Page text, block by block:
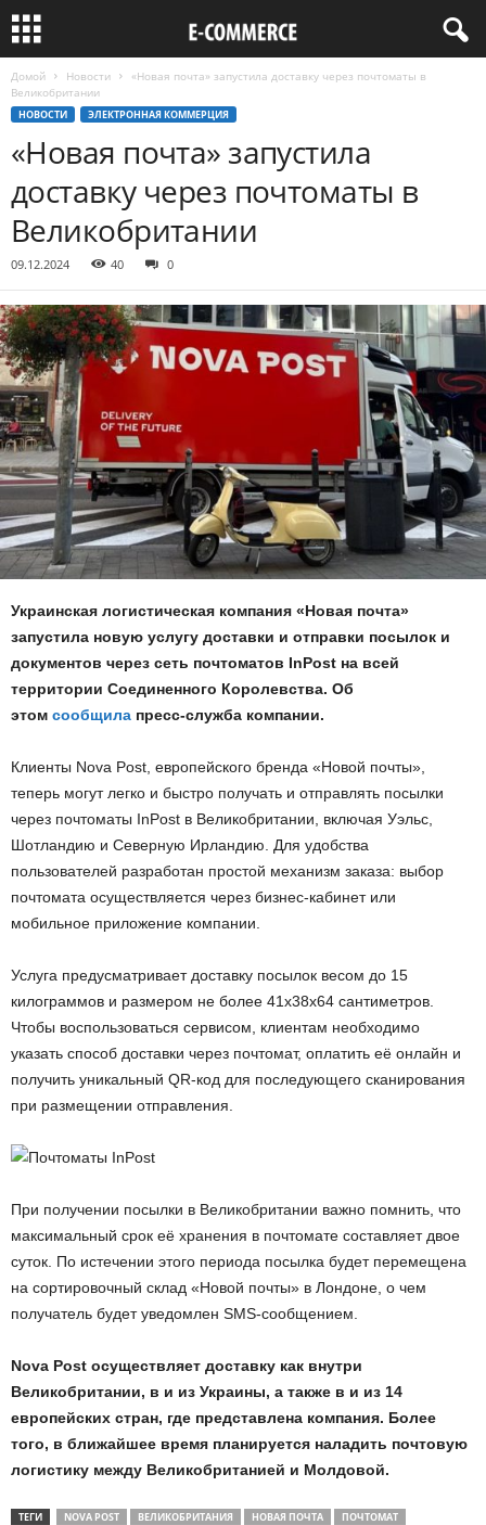
Домой Новости
«Новая почта» запустила доставку через почтоматы в
Великобритании
НОВОСТИ ЭЛЕКТРОННАЯ КОММЕРЦИЯ
«Новая почта» запустила
доставку через почтоматы в
Великобритании
09.12.2024 40 0
Украинская логистическая компания «Новая почта»
запустила новую услугу доставки и отправки посылок и
документов через сеть почтоматов InPost на всей
территории Соединенного Королевства. Об
этом сообщила пресс-служба компании.
Клиенты Nova Post, европейского бренда «Новой почты»,
теперь могут легко и быстро получать и отправлять посылки
через почтоматы InPost в Великобритании, включая Уэльс,
Шотландию и Северную Ирландию. Для удобства
пользователей разработан простой механизм заказа: выбор
почтомата осуществляется через бизнес-кабинет или
мобильное приложение компании.
Услуга предусматривает доставку посылок весом до 15
килограммов и размером не более 41x38x64 сантиметров.
Чтобы воспользоваться сервисом, клиентам необходимо
указать способ доставки через почтомат, оплатить её онлайн и
получить уникальный QR-код для последующего сканирования
при размещении отправления.
При получении посылки в Великобритании важно помнить, что
максимальный срок её хранения в почтомате составляет двое
суток. По истечении этого периода посылка будет перемещена
на сортировочный склад «Новой почты» в Лондоне, о чем
получатель будет уведомлен SMS-сообщением.
Nova Post осуществляет доставку как внутри
Великобритании, в и из Украины, а также в и из 14
европейских стран, где представлена компания. Более
того, в ближайшее время планируется наладить почтовую
логистику между Великобританией и Молдовой.
ТЕГИ NOVA POST ВЕЛИКОБРИТАНИЯ НОВАЯ ПОЧТА ПОЧТОМАТ